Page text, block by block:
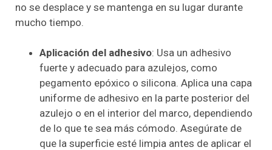
no se desplace y se mantenga en su lugar durante
mucho tiempo.
Aplicación del adhesivo: Usa un adhesivo
fuerte y adecuado para azulejos, como
pegamento epóxico o silicona. Aplica una capa
uniforme de adhesivo en la parte posterior del
azulejo o en el interior del marco, dependiendo
de lo que te sea más cómodo. Asegúrate de
que la superficie esté limpia antes de aplicar el